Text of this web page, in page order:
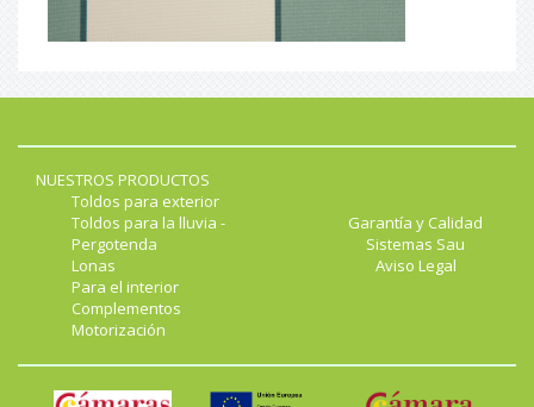
NUESTROS PRODUCTOS
Toldos para exterior
Toldos para la lluvia -
Pergotenda
Lonas
Para el interior
Complementos
Motorización
Garantía y Calidad
Sistemas Sau
Aviso Legal